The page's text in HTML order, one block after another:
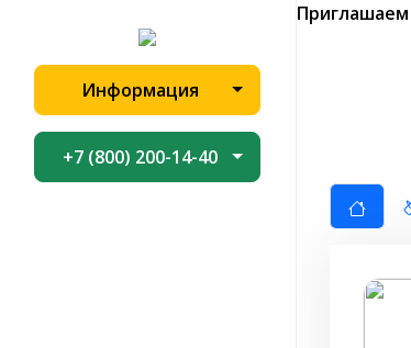
Информация
+7 (800) 200-14-40